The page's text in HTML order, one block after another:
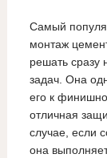
Самый
монтаж
решать сразу
задач. Она
его к
отличная
случае, если
она